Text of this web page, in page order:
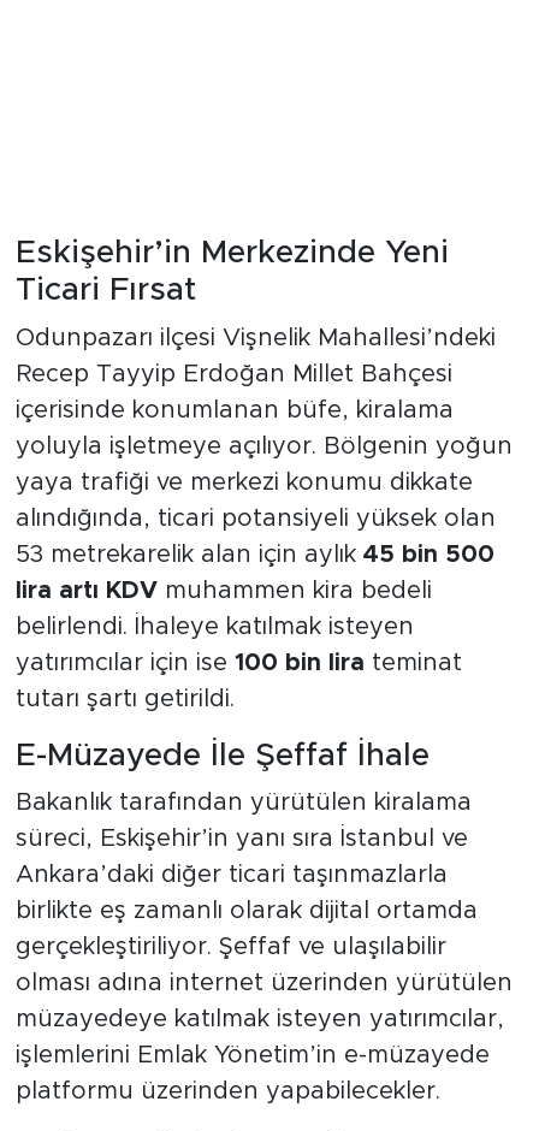
Eskişehir’in Merkezinde Yeni
Ticari Fırsat
Odunpazarı ilçesi Vişnelik Mahallesi’ndeki
Recep Tayyip Erdoğan Millet Bahçesi
içerisinde konumlanan büfe, kiralama
yoluyla işletmeye açılıyor. Bölgenin yoğun
yaya trafiği ve merkezi konumu dikkate
alındığında, ticari potansiyeli yüksek olan
53 metrekarelik alan için aylık 45 bin 500
lira artı KDVmuhammen kira bedeli
belirlendi. İhaleye katılmak isteyen
yatırımcılar için ise 100 bin lira teminat
tutarı şartı getirildi.
E-Müzayede İle Şeffaf İhale
Bakanlık tarafından yürütülen kiralama
süreci, Eskişehir’in yanı sıra İstanbul ve
Ankara’daki diğer ticari taşınmazlarla
birlikte eş zamanlı olarak dijital ortamda
gerçekleştiriliyor. Şeffaf ve ulaşılabilir
olması adına internet üzerinden yürütülen
müzayedeye katılmak isteyen yatırımcılar,
işlemlerini Emlak Yönetim’in e-müzayede
platformu üzerinden yapabilecekler.